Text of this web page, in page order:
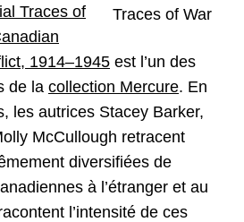
Traces of War
Traces of
1914–1945 est l’un des
de la collection Mercure. En
les autrices Stacey Barker,
McCullough retracent
diversifiées de
à l’étranger et au
l’intensité de ces